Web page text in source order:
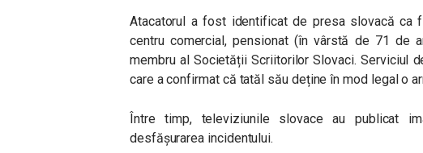
Atacatorul a fost identificat de presa slovacă
centru comercial, pensionat (în vârstă de 71 de
membru al Societății Scriitorilor Slovaci. Serviciul
care a confirmat că tatăl său deține în mod legal o
Între timp, televiziunile slovace au publicat
desfășurarea incidentului.